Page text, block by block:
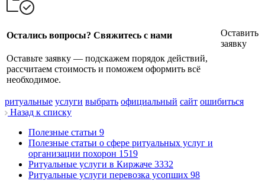
Остались вопросы? Свяжитесь с нами
Оставьте заявку — подскажем порядок действий,
рассчитаем стоимость и поможем оформить всё
необходимое.
Оставить
заявку
ритуальные услуги выбрать официальный сайт ошибиться
Назад к списку
Полезные статьи 9
Полезные статьи о сфере ритуальных услуг и
организации похорон 1519
Ритуальные услуги в Киржаче 3332
Ритуальные услуги перевозка усопших 98